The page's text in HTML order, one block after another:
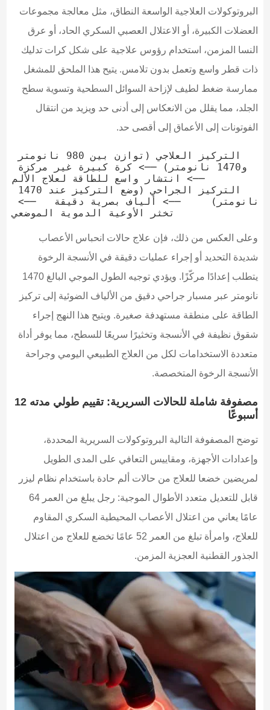
البروتوكولات العلاجية الواسعة النطاق، مثل معالجة مجموعات
العضلات الكبيرة، أو الاعتلال العصبي السكري الحاد، أو عرق
النسا المزمن، استخدام رؤوس علاجية على شكل كرات تدليك
ذات قطر واسع وتعمل بدون تلامس. يتيح هذا الملحق للمشغل
ممارسة ضغط لطيف لإزاحة السوائل السطحية وتسوية سطح
الجلد، مما يقلل من الانعكاس إلى أدنى حد ويزيد من انتقال
الفوتونات إلى الأعماق إلى أقصى حد.
──> انتشار واسع للطاقة لعلاج الألم
وعلى العكس من ذلك، فإن علاج حالات انحباس الأعصاب
شديدة التحديد أو إجراء عمليات دقيقة في الأنسجة الرخوة
يتطلب إعدادًا مركّزًا. ويؤدي توجيه الطول الموجي البالغ 1470
نانومتر عبر مسبار جراحي دقيق من الألياف الضوئية إلى تركيز
الطاقة على منطقة مستهدفة صغيرة. ويتيح هذا النهج إجراء
شقوق نظيفة في الأنسجة وتخثيرًا سريعًا للسطح، مما يوفر أداة
متعددة الاستخدامات لكل من العلاج الطبيعي اليومي وجراحة
الأنسجة الرخوة المتخصصة.
مصفوفة شاملة للحالات السريرية: تقييم طولي مدته 12
أسبوعًا
توضح المصفوفة التالية البروتوكولات السريرية المحددة،
وإعدادات الأجهزة، ومقاييس التعافي على المدى الطويل
لمريضين خضعا للعلاج من حالات ألم حادة باستخدام نظام ليزر
قابل للتعديل متعدد الأطوال الموجية: رجل يبلغ من العمر 64
عامًا يعاني من اعتلال الأعصاب المحيطية السكري المقاوم
للعلاج، وامرأة تبلغ من العمر 52 عامًا تخضع للعلاج من اعتلال
الجذور القطنية العجزية المزمن.